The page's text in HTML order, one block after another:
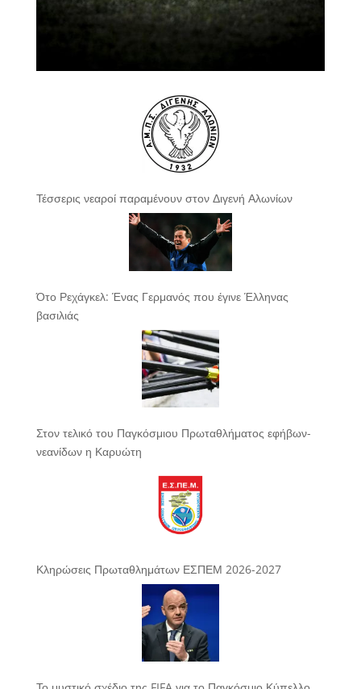
Τέσσερις νεαροί παραμένουν στον Διγενή Αλωνίων
Ότο Ρεχάγκελ: Ένας Γερμανός που έγινε Έλληνας
βασιλιάς
Στον τελικό του Παγκόσμιου Πρωταθλήματος εφήβων-
νεανίδων η Καρυώτη
Κληρώσεις Πρωταθλημάτων ΕΣΠΕΜ 2026-2027